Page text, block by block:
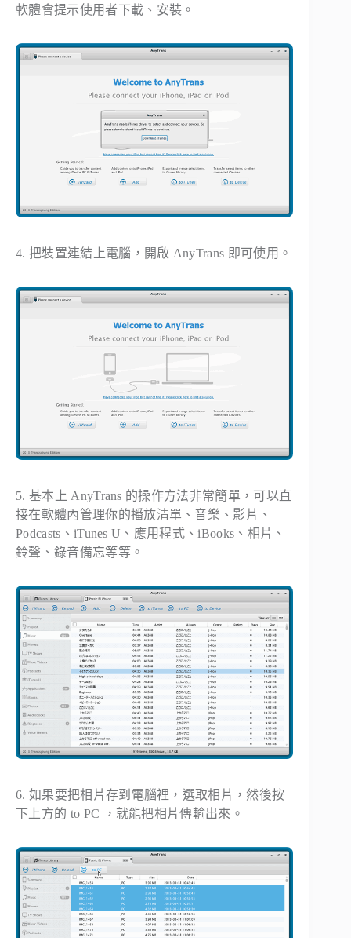
軟體會提示使用者下載、安裝。
4. 把裝置連結上電腦，開啟 AnyTrans 即可使用。
5. 基本上 AnyTrans 的操作方法非常簡單，可以直
接在軟體內管理你的播放清單、音樂、影片、
Podcasts、iTunes U、應用程式、iBooks、相片、
鈴聲、錄音備忘等等。
6. 如果要把相片存到電腦裡，選取相片，然後按
下上方的 to PC ，就能把相片傳輸出來。